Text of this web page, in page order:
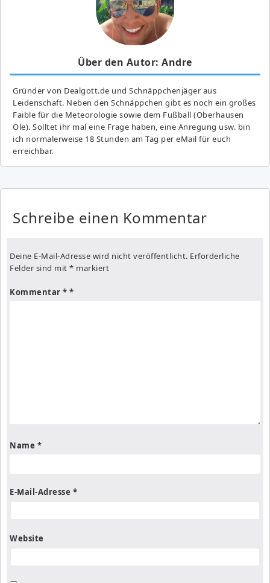
Über den Autor: Andre
Gründer von Dealgott.de und Schnäppchenjäger aus
Leidenschaft. Neben den Schnäppchen gibt es noch ein großes
Fai­ble für die Meteorologie sowie dem Fußball (Oberhausen
Ole). Solltet ihr mal eine Frage haben, eine Anregung usw. bin
ich normalerweise 18 Stunden am Tag per eMail für euch
erreichbar.
Schreibe einen Kommentar
Deine E-Mail-Adresse wird nicht veröffentlicht. Erforderliche
Felder sind mit * markiert
Kommentar *
Name *
E-Mail-Adresse *
Website